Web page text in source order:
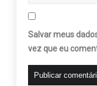
Salvar meus
vez que eu